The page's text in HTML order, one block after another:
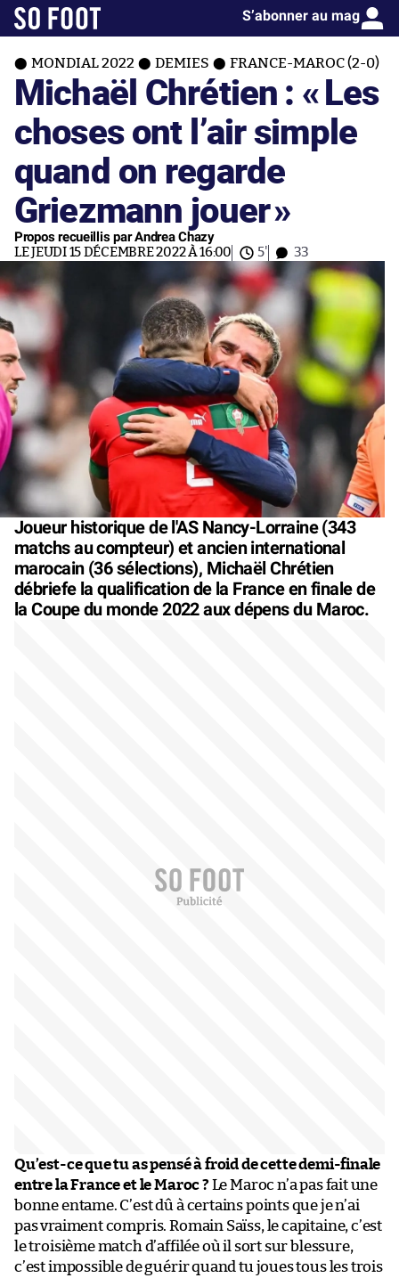
S’abonner au mag
MONDIAL 2022 DEMIES FRANCE-MAROC (2-0)
Michaël Chrétien : «Les
choses ont l’air simple
quand on regarde
Griezmann jouer»
Propos recueillis par Andrea Chazy
LE JEUDI 15 DÉCEMBRE 2022 À 16:00 5' 33
Joueur historique de l'AS Nancy-Lorraine (343
matchs au compteur) et ancien international
marocain (36 sélections), Michaël Chrétien
débriefe la qualification de la France en finale de
la Coupe du monde 2022 aux dépens du Maroc.
Qu’est-ce que tu as pensé à froid de cette demi-finale
entre la France et le Maroc ? Le Maroc n’a pas fait une
bonne entame. C’est dû à certains points que je n’ai
pas vraiment compris. Romain Saïss, le capitaine, c’est
le troisième match d’affilée où il sort sur blessure,
c’est impossible de guérir quand tu joues tous les trois